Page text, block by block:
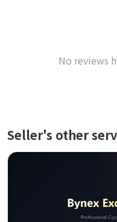
No reviews
Seller's other